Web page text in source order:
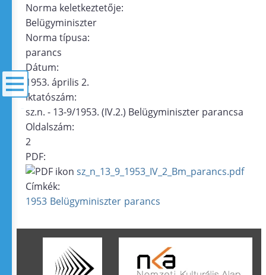
Norma keletkeztetője:
Belügyminiszter
Norma típusa:
parancs
Dátum:
1953. április 2.
Iktatószám:
sz.n. - 13-9/1953. (IV.2.) Belügyminiszter parancsa
Oldalszám:
2
PDF:
sz_n_13_9_1953_IV_2_Bm_parancs.pdf
Címkék:
1953 Belügyminiszter parancs